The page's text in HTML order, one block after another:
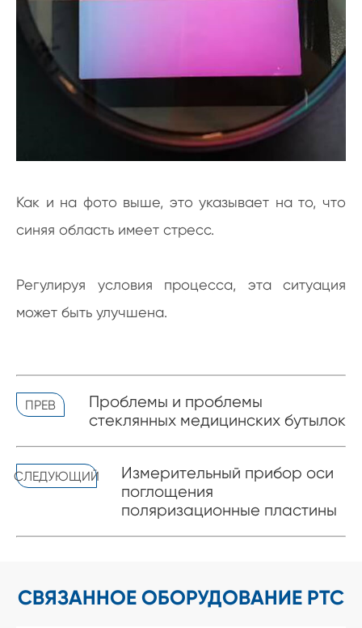
Как и на фото выше, это указывает на то, что
синяя область имеет стресс.
Регулируя условия процесса, эта ситуация
может быть улучшена.
ПРЕВ
Проблемы и проблемы
стеклянных медицинских бутылок
СЛЕДУЮЩИЙ
Измерительный прибор оси
поглощения
поляризационные пластины
СВЯЗАННОЕ ОБОРУДОВАНИЕ PTC